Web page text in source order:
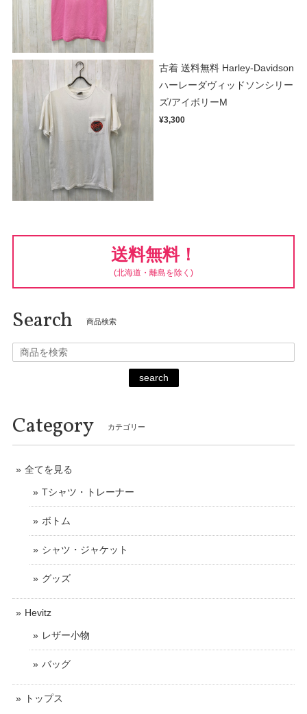
古着 送料無料 Harley-Davidson
ハーレーダヴィッドソンシリー
ズ/アイボリーM
¥3,300
送料無料！
(北海道・離島を除く)
Search 商品検索
search
Category カテゴリー
全てを見る
Tシャツ・トレーナー
ボトム
シャツ・ジャケット
グッズ
Hevitz
レザー小物
バッグ
トップス